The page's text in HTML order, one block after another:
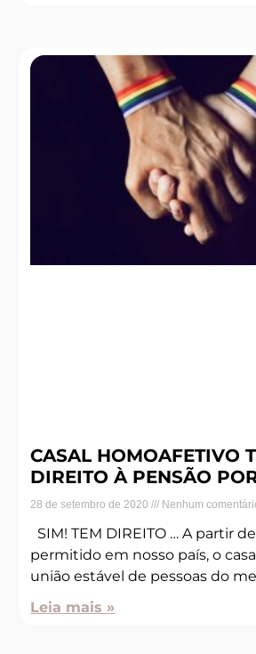
CASAL HOMOAFETIVO
DIREITO À PENSÃO
28 de setembro de 2020 Nenhum
SIM! TEM DIREITO … A partir
permitido em nosso país, o
união estável de pessoas do
Leia mais »